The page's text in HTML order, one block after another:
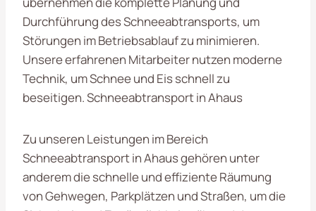
Durchführung des Schneeabtransports, um
Störungen im Betriebsablauf zu minimieren.
Unsere erfahrenen Mitarbeiter nutzen moderne
Technik, um Schnee und Eis schnell zu
beseitigen. Schneeabtransport in Ahaus
Zu unseren Leistungen im Bereich
Schneeabtransport in Ahaus gehören unter
anderem die schnelle und effiziente Räumung
von Gehwegen, Parkplätzen und Straßen, um die